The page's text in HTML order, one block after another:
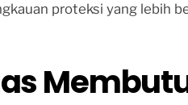
proteksi yang lebih